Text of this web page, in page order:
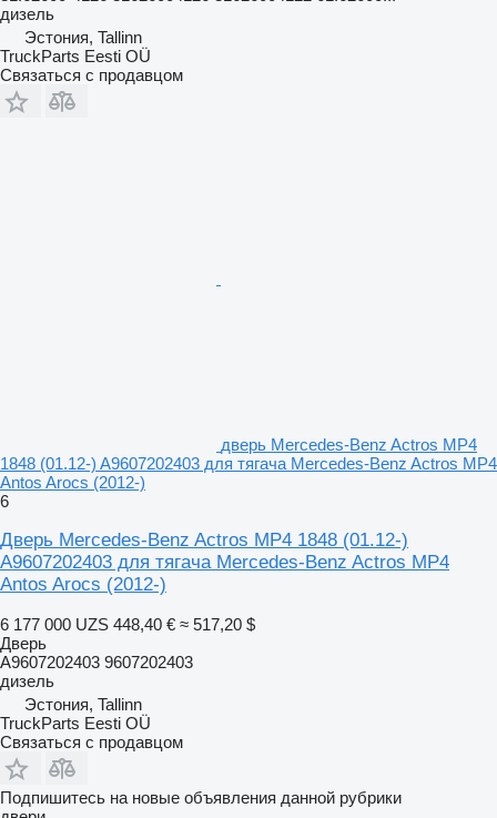
дизель
Эстония, Tallinn
TruckParts Eesti OÜ
Связаться с продавцом
дверь Mercedes-Benz Actros MP4
1848 (01.12-) A9607202403 для тягача Mercedes-Benz Actros MP4
Antos Arocs (2012-)
6
Дверь Mercedes-Benz Actros MP4 1848 (01.12-)
A9607202403 для тягача Mercedes-Benz Actros MP4
Antos Arocs (2012-)
6 177 000 UZS 448,40 € ≈ 517,20 $
Дверь
A9607202403 9607202403
дизель
Эстония, Tallinn
TruckParts Eesti OÜ
Связаться с продавцом
Подпишитесь на новые объявления данной рубрики